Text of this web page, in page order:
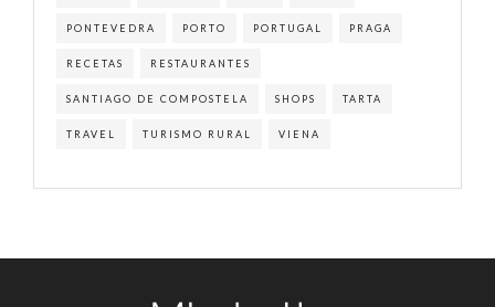
PONTEVEDRA PORTO PORTUGAL PRAGA
RECETAS RESTAURANTES
SANTIAGO DE COMPOSTELA SHOPS TARTA
TRAVEL TURISMO RURAL VIENA